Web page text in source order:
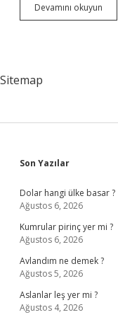
Devamını okuyun
Aylık
Sitemap
Sidebar
Son Yazılar
Dolar hangi ülke basar ?
Ağustos 6, 2026
Kumrular pirinç yer mi ?
Ağustos 6, 2026
Avlandım ne demek ?
Ağustos 5, 2026
Aslanlar leş yer mi ?
Ağustos 4, 2026